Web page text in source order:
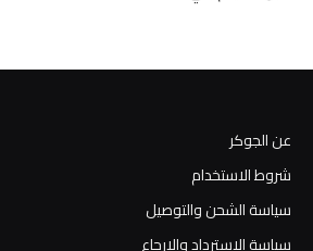
عن الجوكر
شروط الاستخدام
سياسة الشحن والتوصيل
سياسة الاسترداد والإرجاع